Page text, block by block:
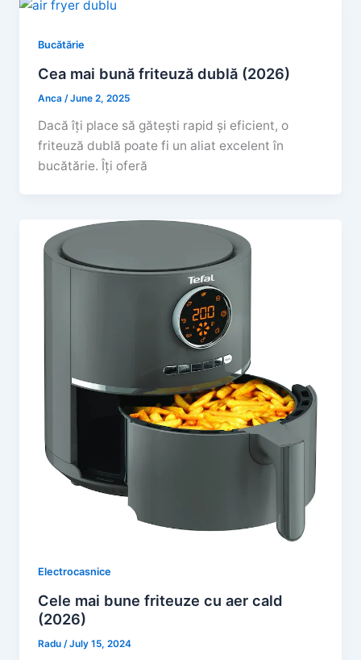
Bucătărie
Cea mai bună friteuză dublă (2026)
Anca /June 2, 2025
Dacă îți place să gătești rapid și eficient, o
friteuză dublă poate fi un aliat excelent în
bucătărie. Îți oferă
Electrocasnice
Cele mai bune friteuze cu aer cald
(2026)
Radu /July 15, 2024